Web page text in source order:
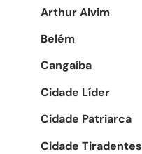
Arthur Alvim
Belém
Cangaíba
Cidade Líder
Cidade Patriarca
Cidade Tiradentes